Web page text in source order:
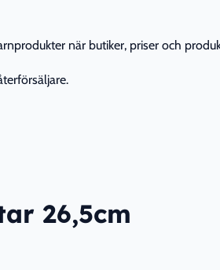
när butiker, priser och
26,5cm